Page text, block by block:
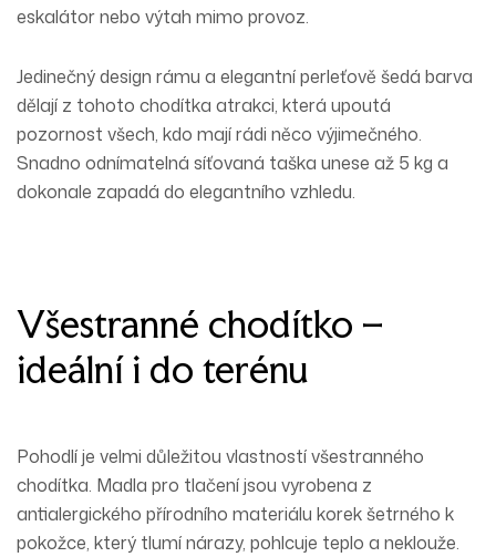
eskalátor nebo výtah mimo provoz.
Jedinečný design rámu a elegantní perleťově šedá barva
dělají z tohoto chodítka atrakci, která upoutá
pozornost všech, kdo mají rádi něco výjimečného.
Snadno odnímatelná síťovaná taška unese až 5 kg a
dokonale zapadá do elegantního vzhledu.
Všestranné chodítko –
ideální i do terénu
Pohodlí je velmi důležitou vlastností všestranného
chodítka. Madla pro tlačení jsou vyrobena z
antialergického přírodního materiálu korek šetrného k
pokožce, který tlumínárazy, pohlcuje teplo a neklouže.